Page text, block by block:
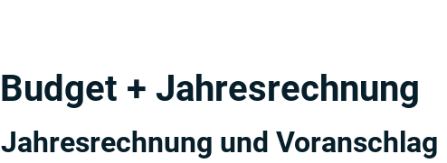
Budget + Jahresrechnung
Jahresrechnung und Voranschlag